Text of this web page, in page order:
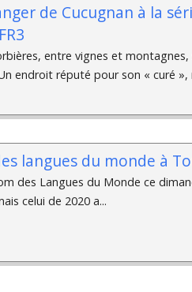
de Cucugnan à la
entre vignes et
endroit réputé pour son « curé »,
langues du monde à
des Langues du Monde ce
celui de 2020 a...